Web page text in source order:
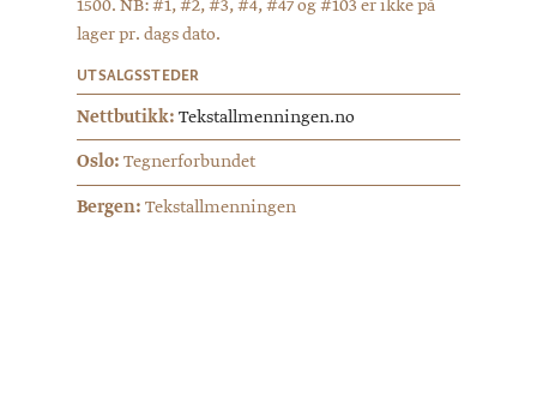
1500. NB: #1, #2, #3, #4, #47 og #103 er ikke på
lager pr. dags dato.
UTSALGSSTEDER
Nettbutikk: Tekstallmenningen.no
Oslo: Tegnerforbundet
Bergen: Tekstallmenningen